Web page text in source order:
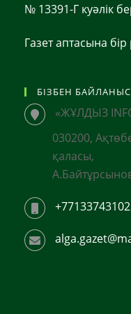
№ 13391-Г куәлік
Газет аптасына
БІЗБЕН
«ЖҰЛДЫЗ
030200,
қаласы,
+77133743102